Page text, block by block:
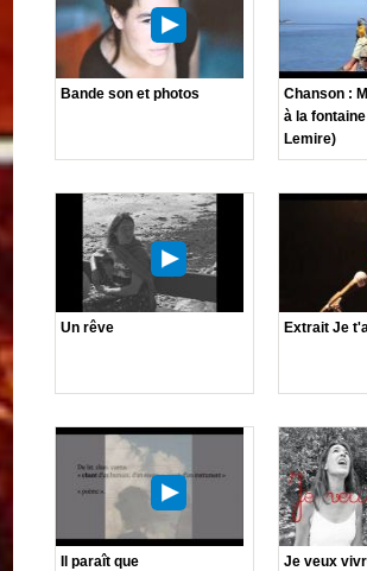
Bande son et photos
Chanson :
à la
Lemire)
Un rêve Extrait Je
Il paraît que Je veux